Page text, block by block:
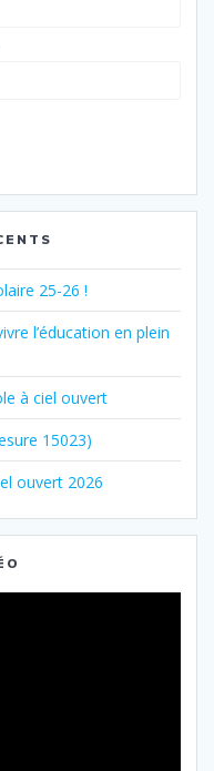
25-26 !
l’éducation en plein
à ciel ouvert
15023)
ouvert 2026